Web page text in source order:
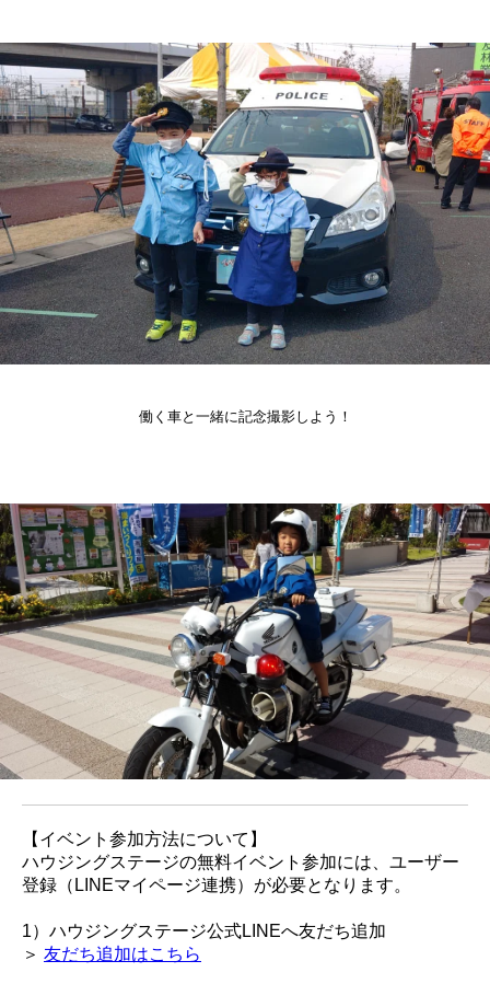
働く車と一緒に記念撮影しよう！
【イベント参加方法について】
ハウジングステージの無料イベント参加には、ユーザー
登録（LINEマイページ連携）が必要となります。
1）ハウジングステージ公式LINEへ友だち追加
＞ 友だち追加はこちら